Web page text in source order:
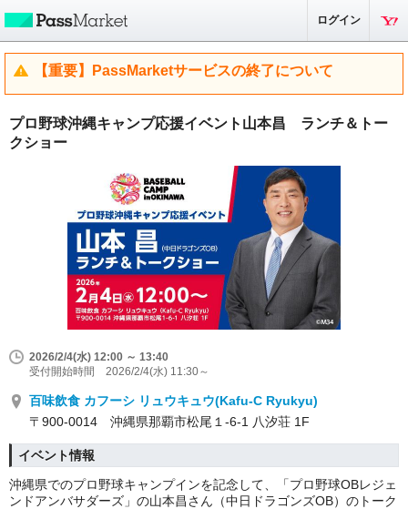
ログイン
【重要】PassMarketサービスの終了について
プロ野球沖縄キャンプ応援イベント山本昌 ランチ＆トー
クショー
2026/2/4(水) 12:00 ～ 13:40
受付開始時間 2026/2/4(水) 11:30～
百味飲食 カフーシ リュウキュウ(Kafu-C Ryukyu)
〒900-0014 沖縄県那覇市松尾１-6-1 八汐荘 1F
イベント情報
沖縄県でのプロ野球キャンプインを記念して、「プロ野球OBレジェ
ンドアンバサダーズ」の山本昌さん（中日ドラゴンズOB）のトーク